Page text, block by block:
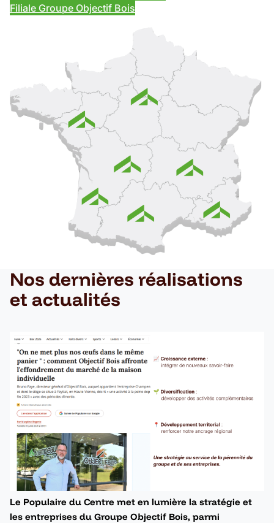
Filiale Groupe Objectif Bois
Nos dernières réalisations
et actualités
Le Populaire du Centre met en lumière la stratégie et
les entreprises du Groupe Objectif Bois, parmi